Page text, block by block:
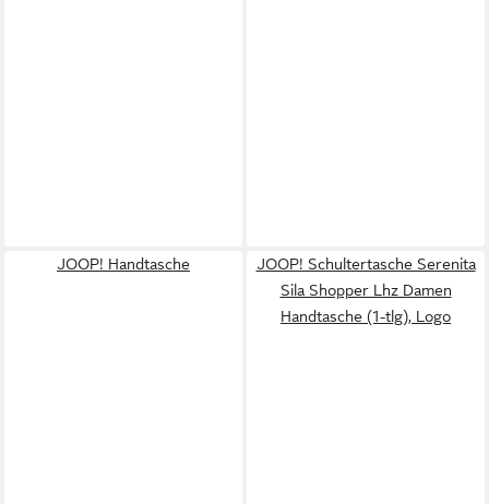
JOOP! Handtasche
JOOP! Schultertasche Serenita
Sila Shopper Lhz Damen
Handtasche (1-tlg), Logo